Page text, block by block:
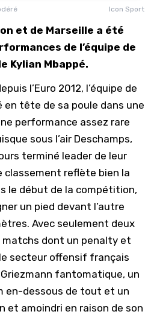
Icon Sport
et de Marseille a été
de l’équipe de
Kylian Mbappé.
l’Euro 2012, l’équipe de
en tête de sa poule dans une
performance assez rare
sous l’air Deschamps,
terminé leader de leur
classement reflète bien la
le début de la compétition,
un pied devant l’autre
Avec seulement deux
dont un penalty et
secteur offensif français
Griezmann fantomatique, un
en-dessous de tout et un
et amoindri en raison de son